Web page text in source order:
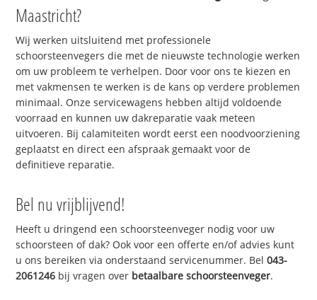
Maastricht?
Wij werken uitsluitend met professionele
schoorsteenvegers die met de nieuwste technologie werken
om uw probleem te verhelpen. Door voor ons te kiezen en
met vakmensen te werken is de kans op verdere problemen
minimaal. Onze servicewagens hebben altijd voldoende
voorraad en kunnen uw dakreparatie vaak meteen
uitvoeren. Bij calamiteiten wordt eerst een noodvoorziening
geplaatst en direct een afspraak gemaakt voor de
definitieve reparatie.
Bel nu vrijblijvend!
Heeft u dringend een schoorsteenveger nodig voor uw
schoorsteen of dak? Ook voor een offerte en/of advies kunt
u ons bereiken via onderstaand servicenummer. Bel043-
2061246 bij vragen over betaalbare schoorsteenveger.